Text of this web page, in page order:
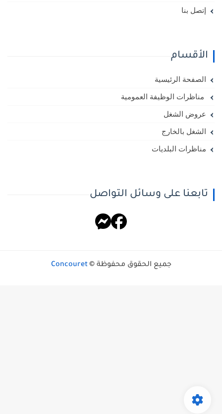
إتصل بنا
الأقسام
الصفحة الرئيسية
مناظرات الوظيفة العمومية
عروض الشغل
الشغل بالخارج
مناظرات البلديات
تابعنا على وسائل التواصل
جميع الحقوق محفوظة © Concouret